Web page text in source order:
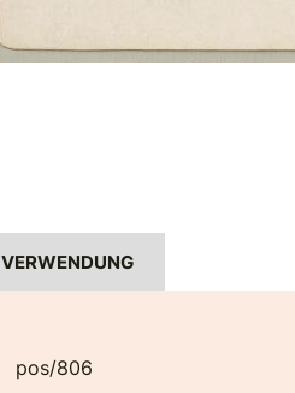
VERWENDUNG
pos/806